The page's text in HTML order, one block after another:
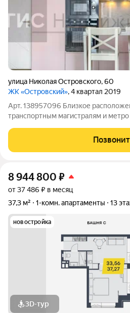
улица Николая Островского,60
ЖК «Островский», 4 квартал 2019
Арт. 138957096 Близкое
транспортным магистралям и
города Застройщик СМСС -
города кто строит качественное
8 944 800 ₽
от 37 486 ₽ в месяц
37,3 м²
1-комн. апартаменты 13
новостройка
3D-тур